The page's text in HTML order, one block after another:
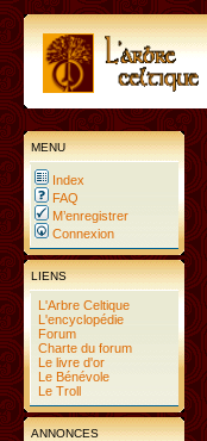
MENU
Index
FAQ
M’enregistrer
Connexion
LIENS
L'Arbre Celtique
L'encyclopédie
Forum
Charte du forum
Le livre d'or
Le Bénévole
Le Troll
ANNONCES